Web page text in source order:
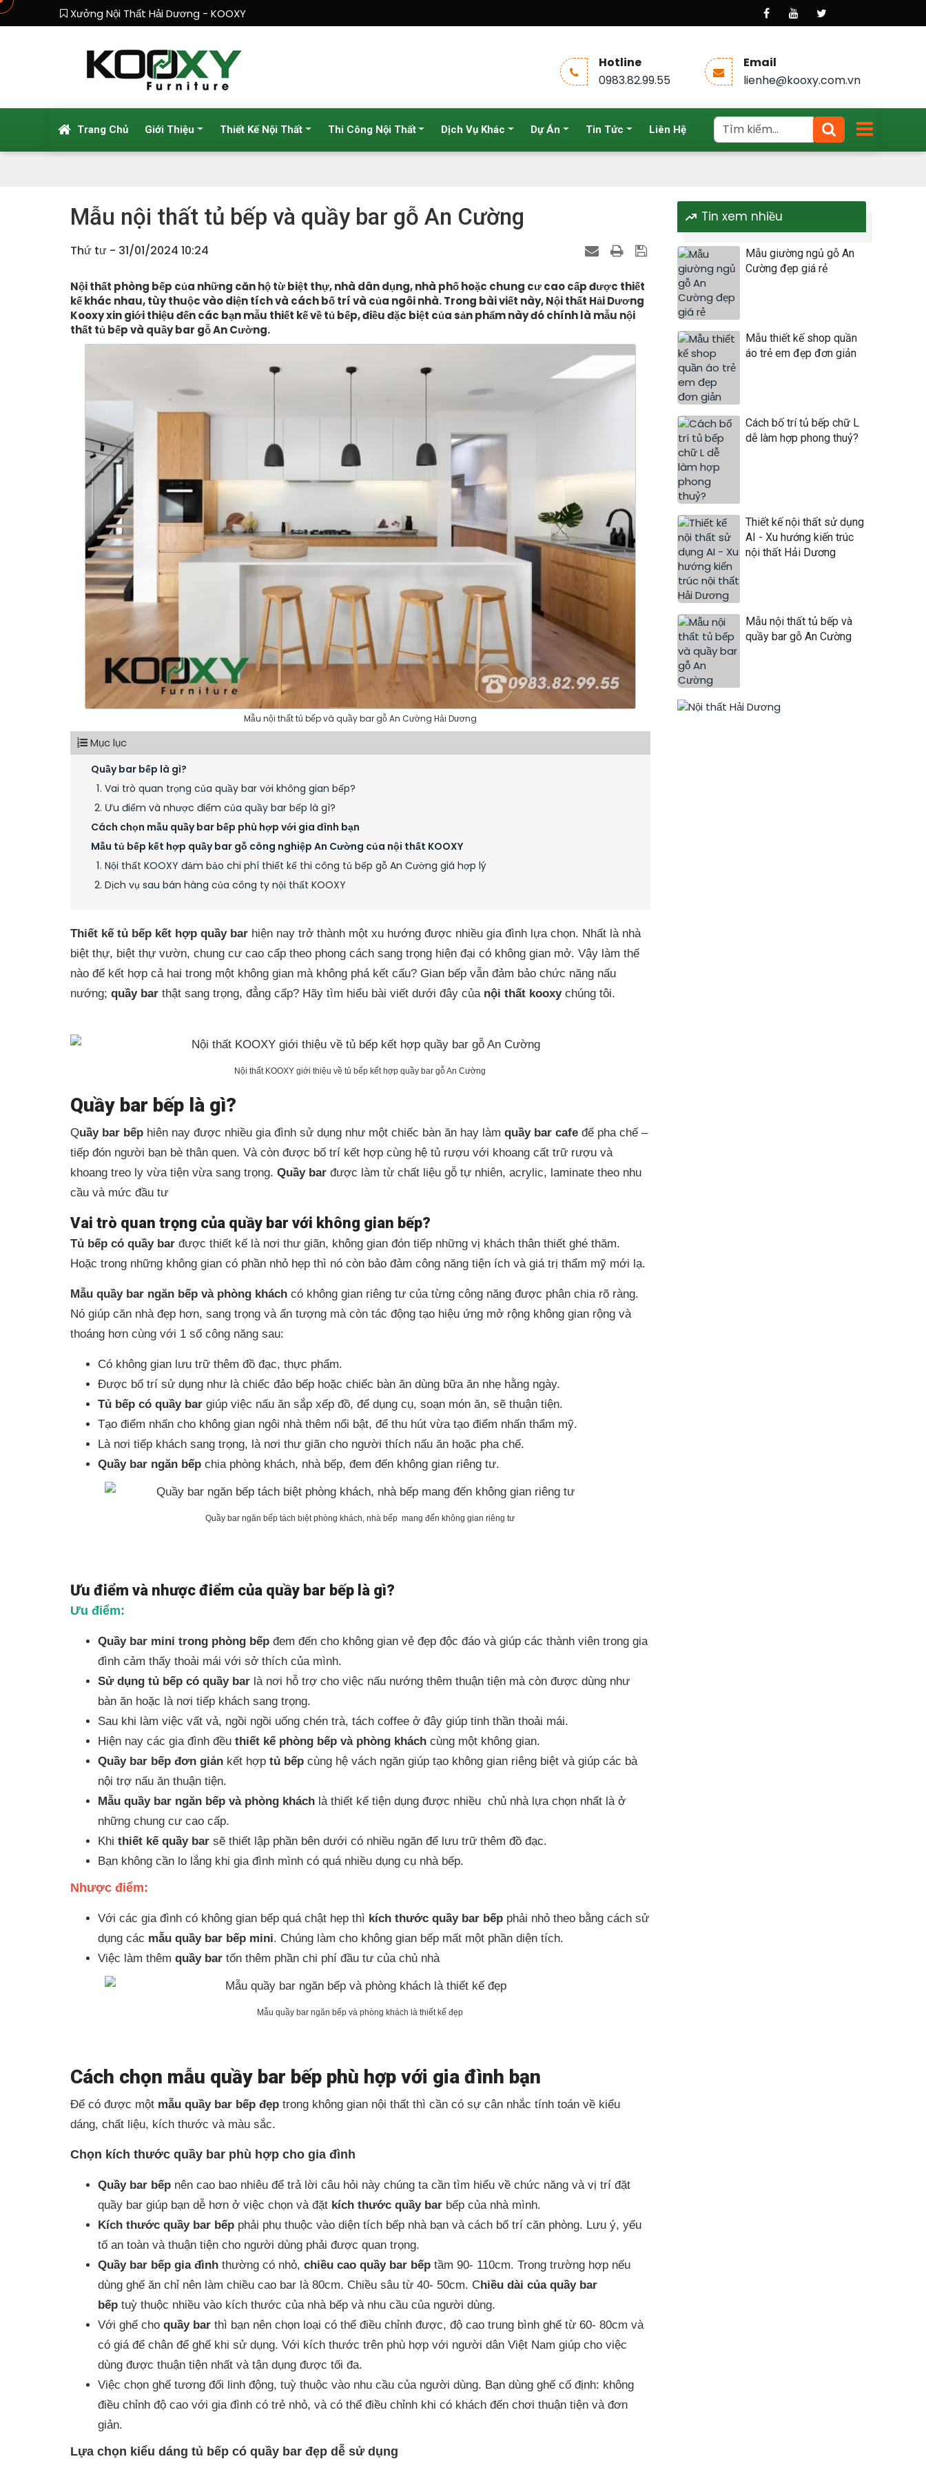
Xưởng Nội Thất Hải Dương - KOOXY
Hotline
0983.82.99.55
Email
lienhe@kooxy.com.vn
Trang Chủ Giới Thiệu Thiết Kế Nội Thất Thi Công Nội Thất Dịch Vụ Khác Dự Án Tin Tức Liên Hệ
Mẫu nội thất tủ bếp và quầy bar gỗ An Cường
Thứ tư - 31/01/2024 10:24
Nội thất phòng bếp của những căn hộ từ biệt thự, nhà dân dụng, nhà phố hoặc chung cư cao cấp được thiết
kế khác nhau, tùy thuộc vào diện tích và cách bố trí và của ngôi nhà. Trong bài viết này, Nội thất Hải Dương
Kooxy xin giới thiệu đến các bạn mẫu thiết kế về tủ bếp, điều đặc biệt của sản phẩm này đó chính là mẫu nội
thất tủ bếp và quầy bar gỗ An Cường.
Mẫu nội thất tủ bếp và quầy bar gỗ An Cường Hải Dương
Mục lục
Quầy bar bếp là gì?
Vai trò quan trọng của quầy bar với không gian bếp?
Ưu điểm và nhược điểm của quầy bar bếp là gì?
Cách chọn mẫu quầy bar bếp phù hợp với gia đình bạn
Mẫu tủ bếp kết hợp quầy bar gỗ công nghiệp An Cường của nội thất KOOXY
Nội thất KOOXY đảm bảo chi phí thiết kế thi công tủ bếp gỗ An Cường giá hợp lý
Dịch vụ sau bán hàng của công ty nội thất KOOXY
Thiết kế tủ bếp kết hợp quầy bar hiện nay trở thành một xu hướng được nhiều gia đình lựa chọn. Nhất là nhà
biệt thự, biệt thự vườn, chung cư cao cấp theo phong cách sang trọng hiện đại có không gian mở. Vậy làm thế
nào để kết hợp cả hai trong một không gian mà không phá kết cấu? Gian bếp vẫn đảm bảo chức năng nấu
nướng; quầy bar thật sang trọng, đẳng cấp? Hãy tìm hiểu bài viết dưới đây của nội thất kooxychúng tôi.
Nội thất KOOXY giới thiệu về tủ bếp kết hợp quầy bar gỗ An Cường
Quầy bar bếp là gì?
Quầy bar bếp hiên nay được nhiều gia đình sử dụng như một chiếc bàn ăn hay làm quầy bar cafe để pha chế –
tiếp đón người bạn bè thân quen. Và còn được bố trí kết hợp cùng hệ tủ rượu với khoang cất trữ rượu và
khoang treo ly vừa tiện vừa sang trọng. Quầy bar được làm từ chất liệu gỗ tự nhiên, acrylic, laminate theo nhu
cầu và mức đầu tư
Vai trò quan trọng của quầy bar với không gian bếp?
Tủ bếp có quầy bar được thiết kế là nơi thư giãn, không gian đón tiếp những vị khách thân thiết ghé thăm.
Hoặc trong những không gian có phần nhỏ hẹp thì nó còn bảo đảm công năng tiện ích và giá trị thẩm mỹ mới lạ.
Mẫu quầy bar ngăn bếp và phòng khách có không gian riêng tư của từng công năng được phân chia rõ ràng.
Nó giúp căn nhà đẹp hơn, sang trọng và ấn tượng mà còn tác động tạo hiệu ứng mở rộng không gian rộng và
thoáng hơn cùng với 1 số công năng sau:
Có không gian lưu trữ thêm đồ đạc, thực phẩm.
Được bố trí sử dụng như là chiếc đảo bếp hoặc chiếc bàn ăn dùng bữa ăn nhẹ hằng ngày.
Tủ bếp có quầy bar giúp việc nấu ăn sắp xếp đồ, để dụng cụ, soạn món ăn, sẽ thuận tiện.
Tạo điểm nhấn cho không gian ngôi nhà thêm nổi bật, để thu hút vừa tạo điểm nhấn thẩm mỹ.
Là nơi tiếp khách sang trọng, là nơi thư giãn cho người thích nấu ăn hoặc pha chế.
Quầy bar ngăn bếp chia phòng khách, nhà bếp, đem đến không gian riêng tư.
Quầy bar ngăn bếp tách biệt phòng khách, nhà bếp mang đến không gian riêng tư
Ưu điểm và nhược điểm của quầy bar bếp là gì?
Ưu điểm:
Quầy bar mini trong phòng bếp đem đến cho không gian vẻ đẹp độc đáo và giúp các thành viên trong gia
đình cảm thấy thoải mái với sở thích của mình.
Sử dụng tủ bếp có quầy bar là nơi hỗ trợ cho việc nấu nướng thêm thuận tiện mà còn được dùng như
bàn ăn hoặc là nơi tiếp khách sang trọng.
Sau khi làm việc vất vả, ngồi ngồi uống chén trà, tách coffee ở đây giúp tinh thần thoải mái.
Hiện nay các gia đình đều thiết kế phòng bếp và phòng khách cùng một không gian.
Quầy bar bếp đơn giản kết hợp tủ bếp cùng hệ vách ngăn giúp tạo không gian riêng biệt và giúp các bà
nội trợ nấu ăn thuận tiện.
Mẫu quầy bar ngăn bếp và phòng khách là thiết kế tiện dụng được nhiều chủ nhà lựa chọn nhất là ở
những chung cư cao cấp.
Khi thiết kế quầy bar sẽ thiết lập phần bên dưới có nhiều ngăn để lưu trữ thêm đồ đạc.
Bạn không cần lo lắng khi gia đình mình có quá nhiều dụng cụ nhà bếp.
Nhược điểm:
Với các gia đình có không gian bếp quá chật hẹp thì kích thước quầy bar bếp phải nhỏ theo bằng cách sử
dụng các mẫu quầy bar bếp mini. Chúng làm cho không gian bếp mất một phần diện tích.
Việc làm thêm quầy bar tốn thêm phần chi phí đầu tư của chủ nhà
Mẫu quầy bar ngăn bếp và phòng khách là thiết kế đẹp
Cách chọn mẫu quầy bar bếp phù hợp với gia đình bạn
Để có được một mẫu quầy bar bếp đẹp trong không gian nội thất thì cần có sự cân nhắc tính toán về kiểu
dáng, chất liệu, kích thước và màu sắc.
Chọn kích thước quầy bar phù hợp cho gia đình
Quầy bar bếp nên cao bao nhiêu để trả lời câu hỏi này chúng ta cần tìm hiểu về chức năng và vị trí đặt
quầy bar giúp bạn dễ hơn ở việc chọn và đặt kích thước quầy bar bếp của nhà mình.
Kích thước quầy bar bếp phải phụ thuộc vào diện tích bếp nhà bạn và cách bố trí căn phòng. Lưu ý, yếu
tố an toàn và thuận tiện cho người dùng phải được quan trọng.
Quầy bar bếp gia đình thường có nhỏ, chiều cao quầy bar bếp tầm 90- 110cm. Trong trường hợp nếu
dùng ghế ăn chỉ nên làm chiều cao bar là 80cm. Chiều sâu từ 40- 50cm. Chiều dài của quầy bar
bếp tuỳ thuộc nhiều vào kích thước của nhà bếp và nhu cầu của người dùng.
Với ghế cho quầy bar thì bạn nên chọn loại có thể điều chỉnh được, độ cao trung bình ghế từ 60- 80cm và
có giá để chân để ghế khi sử dụng. Với kích thước trên phù hợp với người dân Việt Nam giúp cho việc
dùng được thuận tiện nhất và tận dụng được tối đa.
Việc chọn ghế tương đối linh động, tuỳ thuộc vào nhu cầu của người dùng. Bạn dùng ghế cố định: không
điều chỉnh độ cao với gia đình có trẻ nhỏ, và có thể điều chỉnh khi có khách đến chơi thuận tiện và đơn
giản.
Lựa chọn kiểu dáng tủ bếp có quầy bar đẹp dễ sử dụng
Tin xem nhiều
Mẫu giường ngủ gỗ An
Cường đẹp giá rẻ
Mẫu thiết kế shop quần
áo trẻ em đẹp đơn giản
Cách bố trí tủ bếp chữ L
dễ làm hợp phong thuỷ?
Thiết kế nội thất sử dụng
AI - Xu hướng kiến trúc
nội thất Hải Dương
Mẫu nội thất tủ bếp và
quầy bar gỗ An Cường